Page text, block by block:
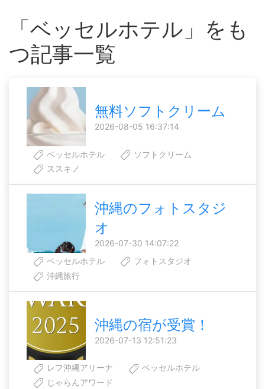
「ベッセルホテル」をも
つ記事一覧
無料ソフトクリーム
2026-08-05 16:37:14
ベッセルホテル
ソフトクリーム
ススキノ
沖縄のフォトスタジ
オ
2026-07-30 14:07:22
ベッセルホテル
フォトスタジオ
沖縄旅行
沖縄の宿が受賞！
2026-07-13 12:51:23
レフ沖縄アリーナ
ベッセルホテル
じゃらんアワード